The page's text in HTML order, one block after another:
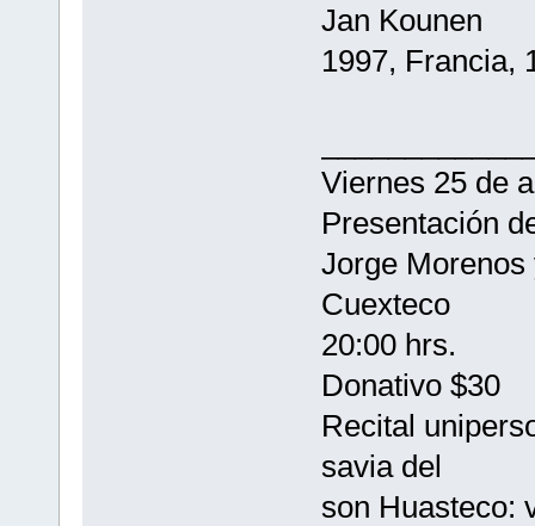
Jan Kounen
1997, Francia,
Viernes 25 de
Presentación
Jorge
Cuexteco
20:00 hrs.
Donativo $30
Recital
savia del
son Huasteco: